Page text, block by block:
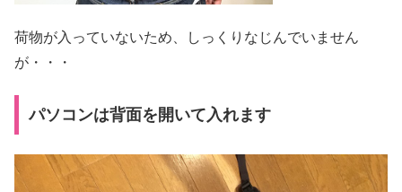
荷物が入っていないため、しっくりなじんでいません
が・・・
パソコンは背面を開いて入れます